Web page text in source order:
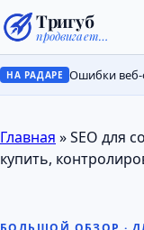
Тригуб
продвигает…
НА РАДАРЕ
Главная »SEO для
купить,